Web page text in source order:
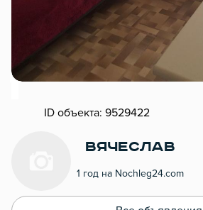
ID объекта: 9529422
Вячеслав
1 год на Nochleg24.com